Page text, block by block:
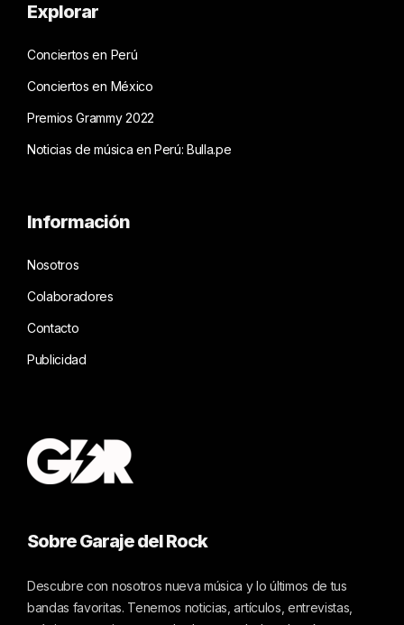
Explorar
Conciertos en Perú
Conciertos en México
Premios Grammy 2022
Noticias de música en Perú: Bulla.pe
Información
Nosotros
Colaboradores
Contacto
Publicidad
Sobre Garaje del Rock
Descubre con nosotros nueva música y lo últimos de tus
bandas favoritas. Tenemos noticias, artículos, entrevistas,